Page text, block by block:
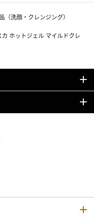
（洗顔・クレンジング）
ホットジェル マイルドクレ